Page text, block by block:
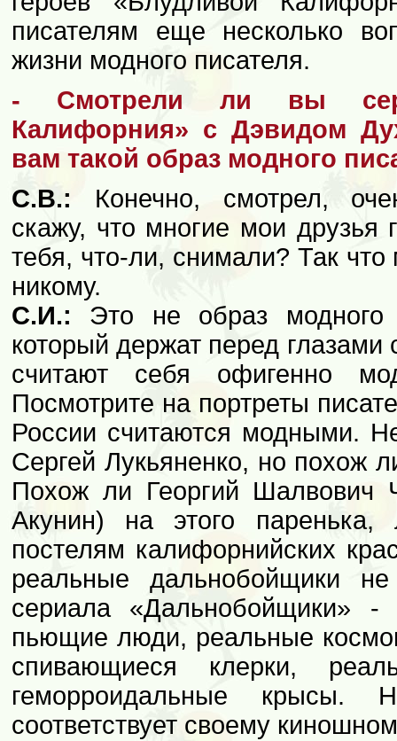
писателям еще несколько
жизни модного писателя.
- Смотрели ли вы
Калифорния» с Дэвидом
вам такой образ модного
С.В.: Конечно, смотрел,
скажу, что многие мои друзья
тебя, что-ли, снимали? Так что
никому.
С.И.: Это не образ модного
который держат перед глазами
считают себя офигенно
Посмотрите на портреты
России считаются модными.
Сергей Лукьяненко, но похож
Похож ли Георгий Шалвович
Акунин) на этого паренька,
постелям калифорнийских
реальные дальнобойщики
сериала «Дальнобойщики»
пьющие люди, реальные
спивающиеся клерки,
геморроидальные
соответствует своему